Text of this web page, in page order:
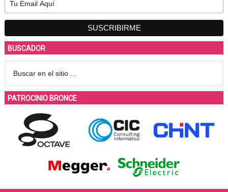
BUSCADOR
PATROCINIO BRONCE